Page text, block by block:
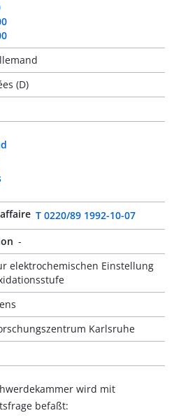
(D)
T 0220/89 1992-10-07
-
elektrochemischen Einstellung
Karlsruhe
wird mit
befaßt: